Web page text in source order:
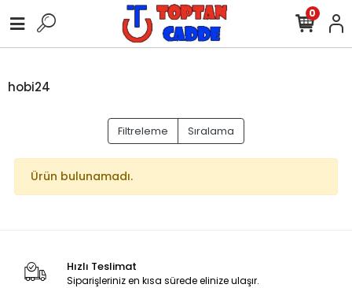
0
hobi24
Filtreleme Sıralama
Ürün bulunamadı.
Hızlı Teslimat
Siparişleriniz en kısa sürede elinize ulaşır.